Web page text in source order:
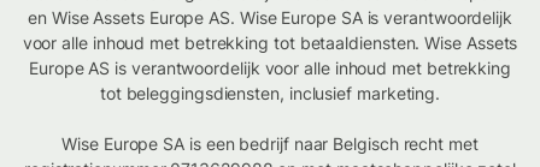
en Wise Assets Europe AS. Wise Europe SA is verantwoordelijk
voor alle inhoud met betrekking tot betaaldiensten. Wise Assets
Europe AS is verantwoordelijk voor alle inhoud met betrekking
tot beleggingsdiensten, inclusief marketing.
Wise Europe SA is een bedrijf naar Belgisch recht met